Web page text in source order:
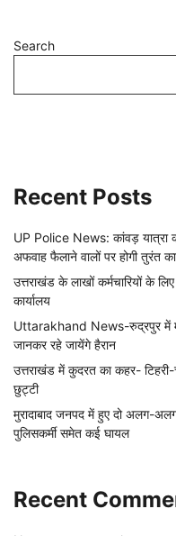
Search
Recent Posts
UP Police News: कांवड़ यात्रा
अफवाह फैलाने वालों पर होगी तुरंत
उत्तराखंड के लाखों कर्मचारियों के
कार्यालय
Uttarakhand News-रुद्रपुर में
जानकर रहे जायेंगे हैरान
उत्तराखंड में कुदरत का कहर-
छुट्टी
मुरादाबाद जनपद में हुए दो अलग-
पुलिसकर्मी समेत कई घायल
Recent